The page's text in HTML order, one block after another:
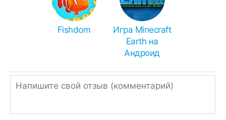
Чем распаковать zip или rar:
Иногда браузеры ошибочно переименовывают
APK в ZIP, поэтому просто измените
Однако, если ссылка подписана, как ZIP или
RAR, значит архив нужно распаковать
встроенным архиватором,RARилиTotal
Fishdom
Игра Minecraft
Earth на
Андроид